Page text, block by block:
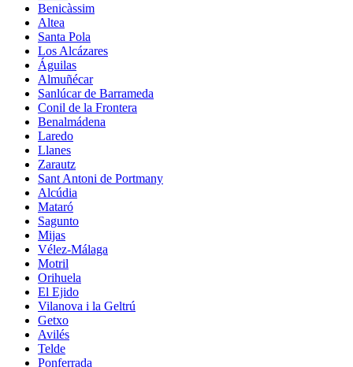
Benicàssim
Altea
Santa Pola
Los Alcázares
Águilas
Almuñécar
Sanlúcar de Barrameda
Conil de la Frontera
Benalmádena
Laredo
Llanes
Zarautz
Sant Antoni de Portmany
Alcúdia
Mataró
Sagunto
Mijas
Vélez-Málaga
Motril
Orihuela
El Ejido
Vilanova i la Geltrú
Getxo
Avilés
Telde
Ponferrada